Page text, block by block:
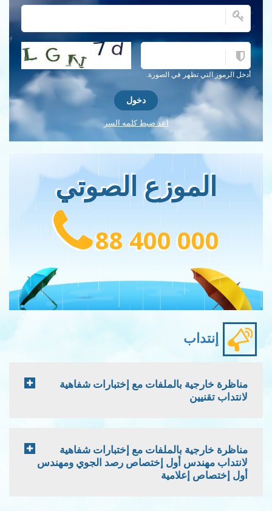
أدخل الرموز التي تظهر في الصورة.
احصل على كلمة التحقق جديدة!
اعد ضبط كلمه السر
الموزع الصوتي
88 400 000
إنتداب
مناظرة خارجية بالملفات مع إختبارات شفاهية
لانتداب تقنيين
مناظرة خارجية بالملفات مع إختبارات شفاهية
لانتداب مهندس أول إختصاص رصد الجوي ومهندس
أول إختصاص إعلامية